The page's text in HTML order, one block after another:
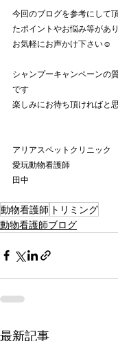
今回のブログを参考にして
たポイントやお悩み等があ
お気軽にお声かけ下さい☺
シャンプーキャンペーンの
です
楽しみにお待ち頂ければと
アリアスペットクリニック
愛玩動物看護師
田中
動物看護師 トリミング
動物看護師ブログ
最新記事